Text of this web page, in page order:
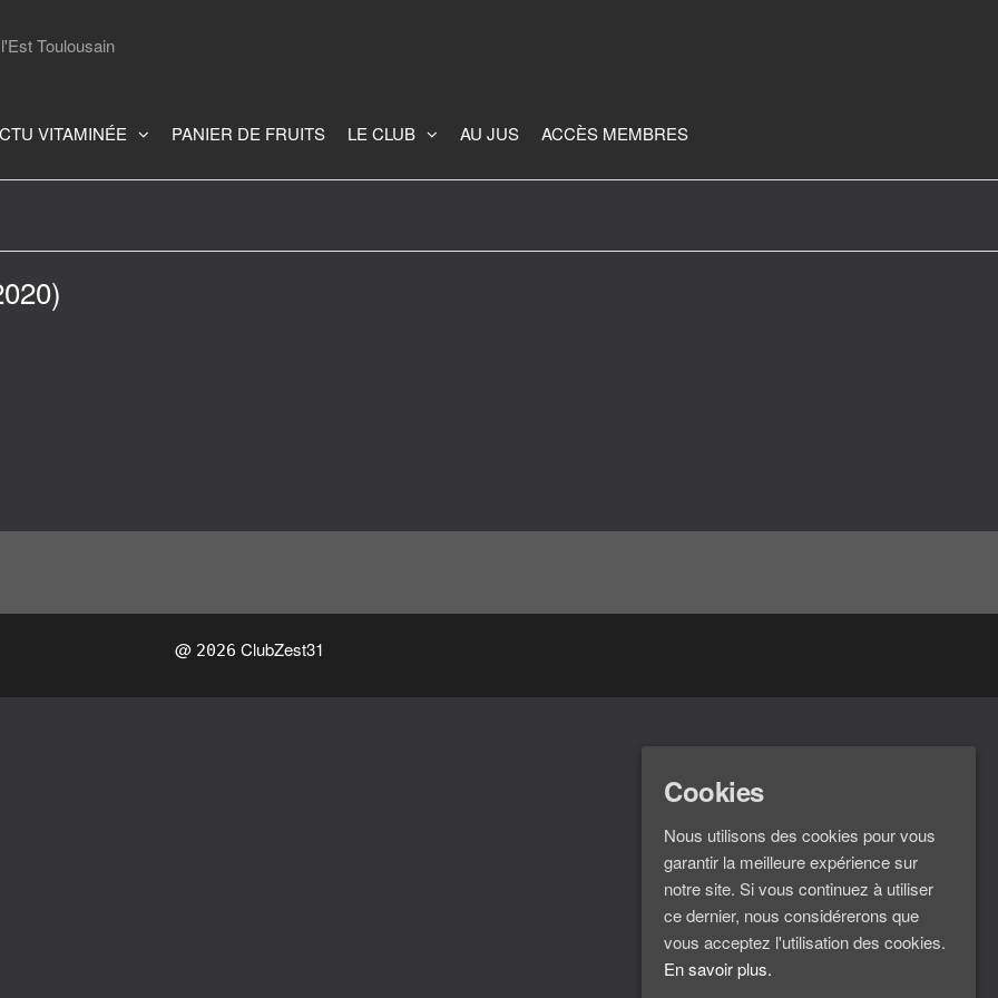
Toulousain
VITAMINÉE PANIER DE FRUITS LE CLUB AU JUS ACCÈS MEMBRES
@ 2026 ClubZest31
Cookies
Nous utilisons des cookies pour vous
garantir la meilleure expérience sur
notre site. Si vous continuez à utiliser
ce dernier, nous considérerons que
vous acceptez l'utilisation des cookies.
En savoir plus.